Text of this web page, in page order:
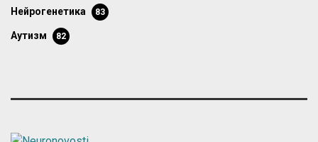
нейрогенетика 83
аутизм 82